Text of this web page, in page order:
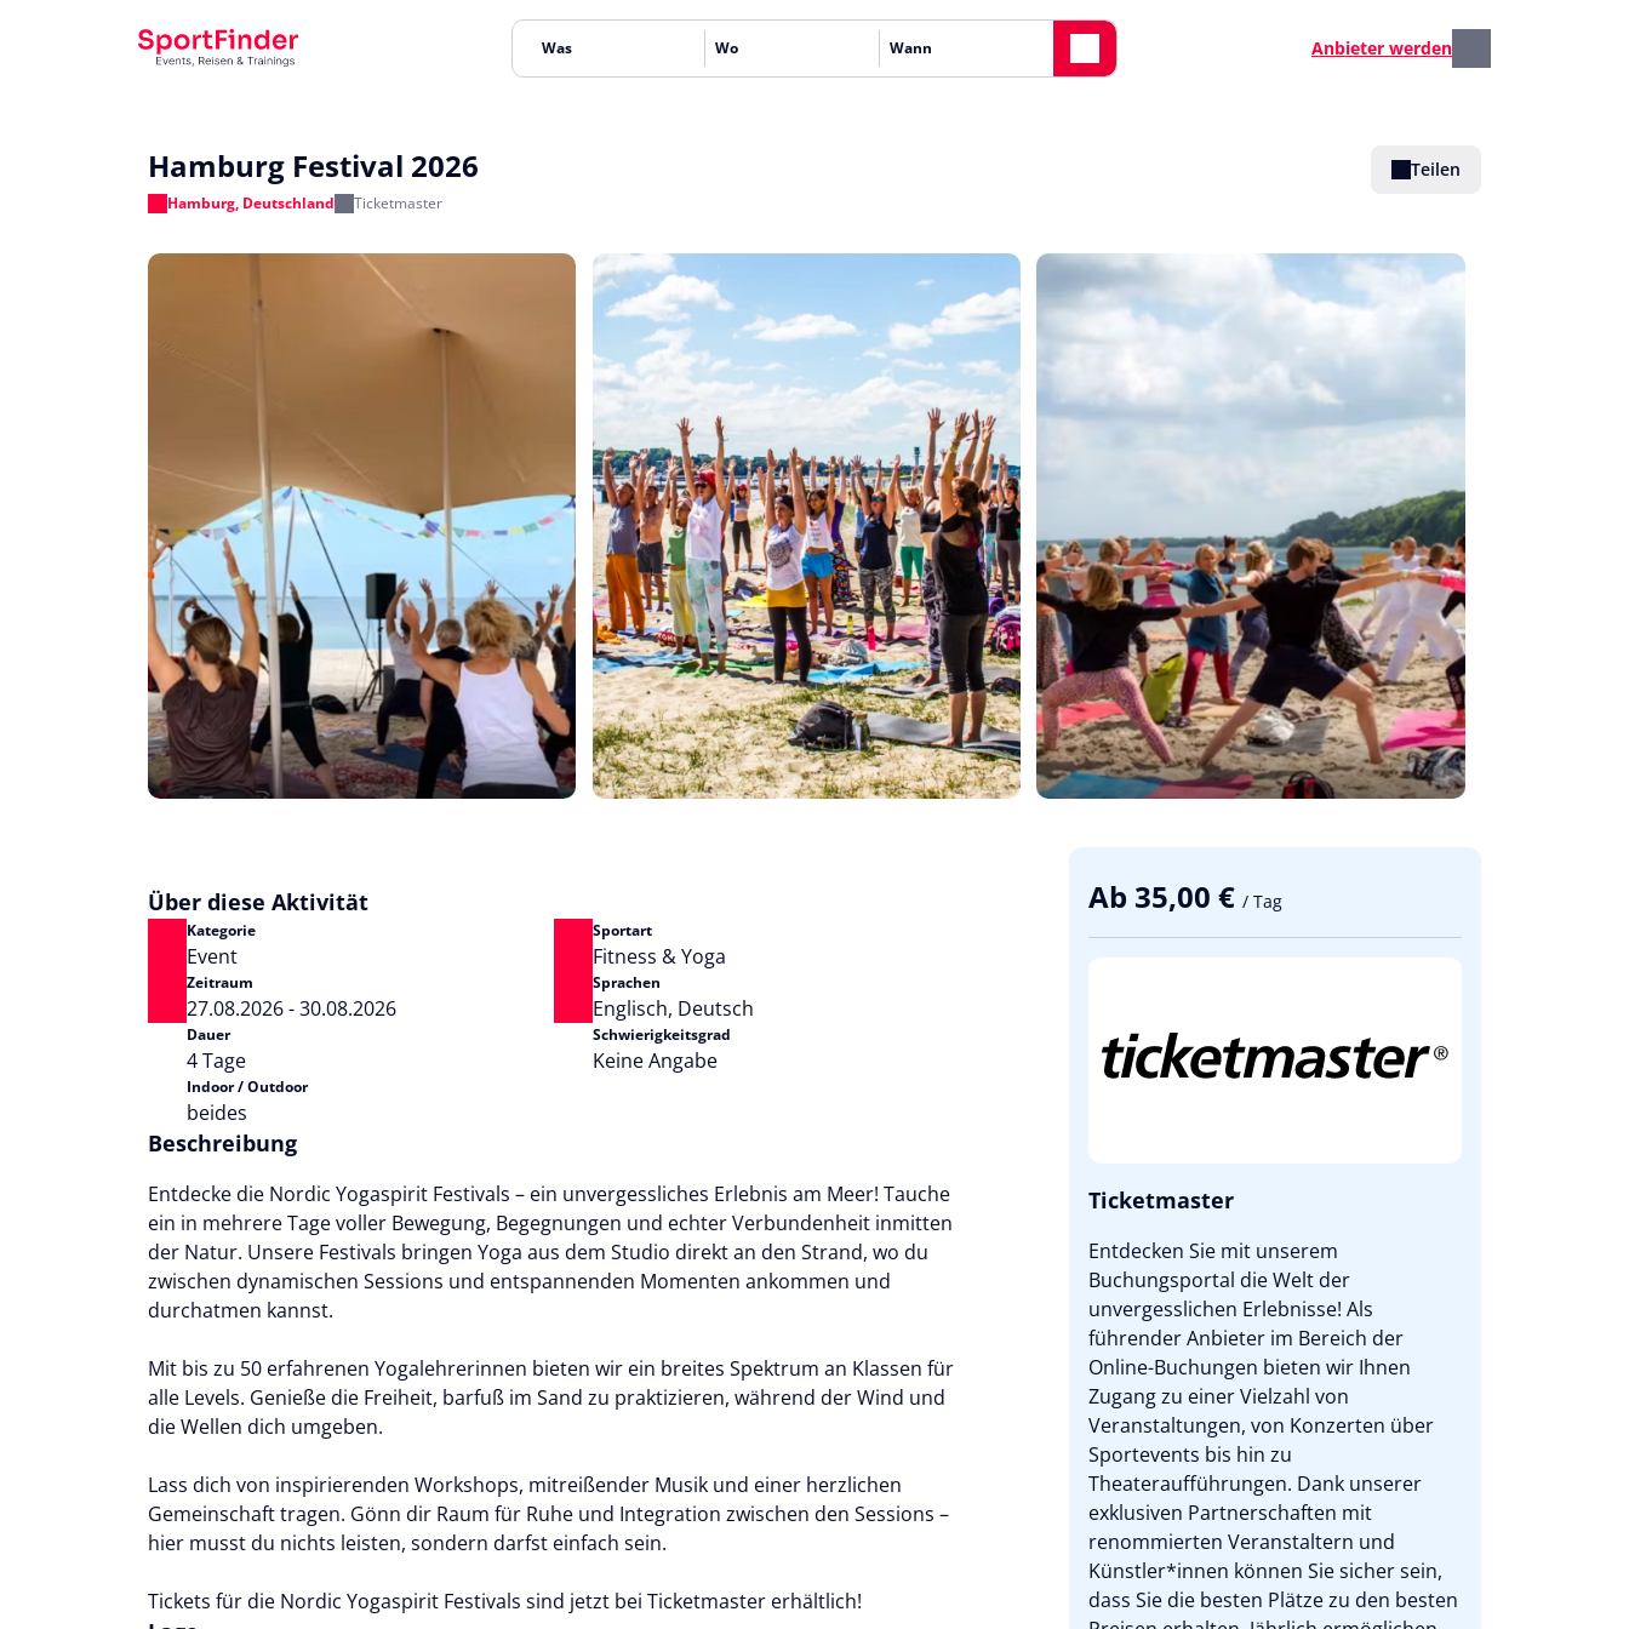
Anbieter werden
Teilen
Hamburg Festival 2026
Hamburg, Deutschland Ticketmaster
Über diese Aktivität
Kategorie
Event
Sportart
Fitness & Yoga
Zeitraum
27.08.2026 - 30.08.2026
Sprachen
Englisch, Deutsch
Dauer
4 Tage
Schwierigkeitsgrad
Keine Angabe
Indoor / Outdoor
beides
Beschreibung
Entdecke die Nordic Yogaspirit Festivals – ein unvergessliches Erlebnis am Meer! Tauche
ein in mehrere Tage voller Bewegung, Begegnungen und echter Verbundenheit inmitten
der Natur. Unsere Festivals bringen Yoga aus dem Studio direkt an den Strand, wo du
zwischen dynamischen Sessions und entspannenden Momenten ankommen und
durchatmen kannst.
Mit bis zu 50 erfahrenen Yogalehrerinnen bieten wir ein breites Spektrum an Klassen für
alle Levels. Genieße die Freiheit, barfuß im Sand zu praktizieren, während der Wind und
die Wellen dich umgeben.
Lass dich von inspirierenden Workshops, mitreißender Musik und einer herzlichen
Gemeinschaft tragen. Gönn dir Raum für Ruhe und Integration zwischen den Sessions –
hier musst du nichts leisten, sondern darfst einfach sein.
Tickets für die Nordic Yogaspirit Festivals sind jetzt bei Ticketmaster erhältlich!
Ab 35,00 € / Tag
Ticketmaster
Entdecken Sie mit unserem
Buchungsportal die Welt der
unvergesslichen Erlebnisse! Als
führender Anbieter im Bereich der
Online-Buchungen bieten wir Ihnen
Zugang zu einer Vielzahl von
Veranstaltungen, von Konzerten über
Sportevents bis hin zu
Theateraufführungen. Dank unserer
exklusiven Partnerschaften mit
renommierten Veranstaltern und
Künstler*innen können Sie sicher sein,
dass Sie die besten Plätze zu den besten